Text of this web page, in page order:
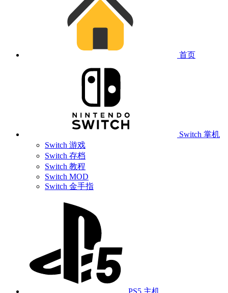
首页
Switch 掌机
Switch 游戏
Switch 存档
Switch 教程
Switch MOD
Switch 金手指